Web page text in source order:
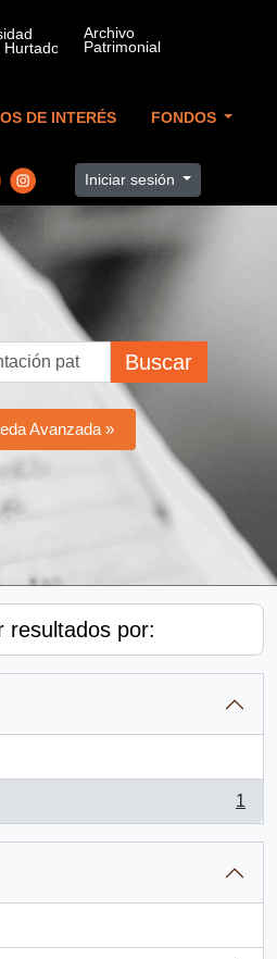
DE INTERÉS FONDOS
Iniciar sesión
Buscar
Avanzada »
resultados por:
1